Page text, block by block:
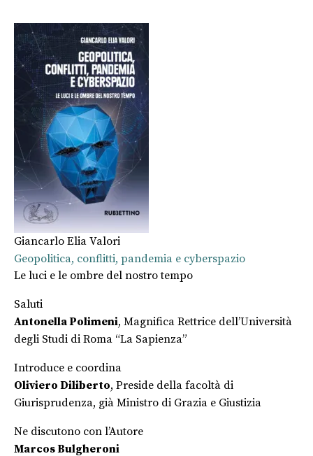
Giancarlo Elia Valori
Geopolitica, conflitti, pandemia e cyberspazio
Le luci e le ombre del nostro tempo
Saluti
Antonella Polimeni, Magnifica Rettrice dell’Università
degli Studi di Roma “La Sapienza”
Introduce e coordina
Oliviero Diliberto, Preside della facoltà di
Giurisprudenza, già Ministro di Grazia e Giustizia
Ne discutono con l’Autore
Marcos Bulgheroni